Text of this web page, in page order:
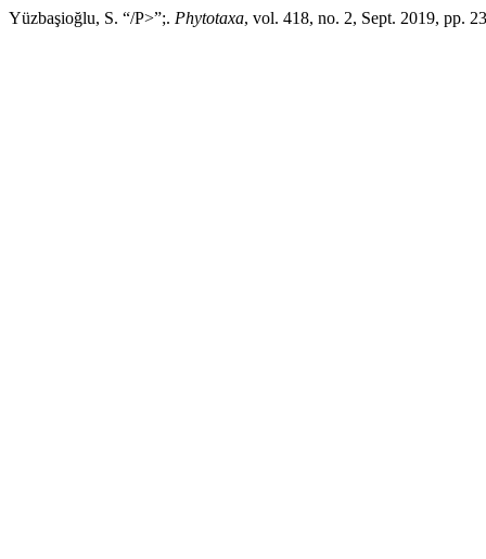
Yüzbaşioğlu, S. “/P>”;. Phytotaxa, vol. 418, no. 2, Sept. 2019, pp.